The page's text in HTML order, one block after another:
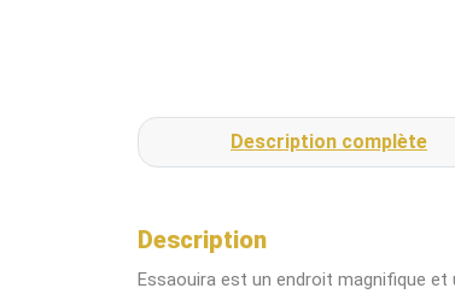
Description complète
Description
Essaouira est un endroit magnifique et